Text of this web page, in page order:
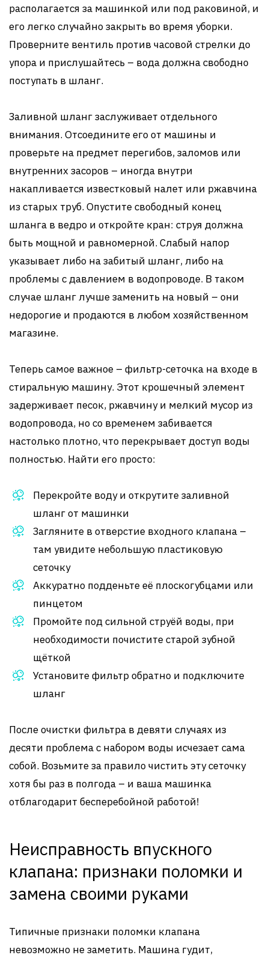
располагается за машинкой или под раковиной, и
его легко случайно закрыть во время уборки.
Проверните вентиль против часовой стрелки до
упора и прислушайтесь – вода должна свободно
поступать в шланг.
Заливной шланг заслуживает отдельного
внимания. Отсоедините его от машины и
проверьте на предмет перегибов, заломов или
внутренних засоров – иногда внутри
накапливается известковый налет или ржавчина
из старых труб. Опустите свободный конец
шланга в ведро и откройте кран: струя должна
быть мощной и равномерной. Слабый напор
указывает либо на забитый шланг, либо на
проблемы с давлением в водопроводе. В таком
случае шланг лучше заменить на новый – они
недорогие и продаются в любом хозяйственном
магазине.
Теперь самое важное – фильтр-сеточка на входе в
стиральную машину. Этот крошечный элемент
задерживает песок, ржавчину и мелкий мусор из
водопровода, но со временем забивается
настолько плотно, что перекрывает доступ воды
полностью. Найти его просто:
Перекройте воду и открутите заливной
шланг от машинки
Загляните в отверстие входного клапана –
там увидите небольшую пластиковую
сеточку
Аккуратно подденьте её плоскогубцами или
пинцетом
Промойте под сильной струёй воды, при
необходимости почистите старой зубной
щёткой
Установите фильтр обратно и подключите
шланг
После очистки фильтра в девяти случаях из
десяти проблема с набором воды исчезает сама
собой. Возьмите за правило чистить эту сеточку
хотя бы раз в полгода – и ваша машинка
отблагодарит бесперебойной работой!
Неисправность впускного
клапана: признаки поломки и
замена своими руками
Типичные признаки поломки клапана
невозможно не заметить. Машина гудит,